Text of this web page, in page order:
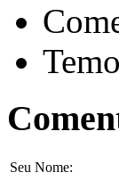
Seu Nome: